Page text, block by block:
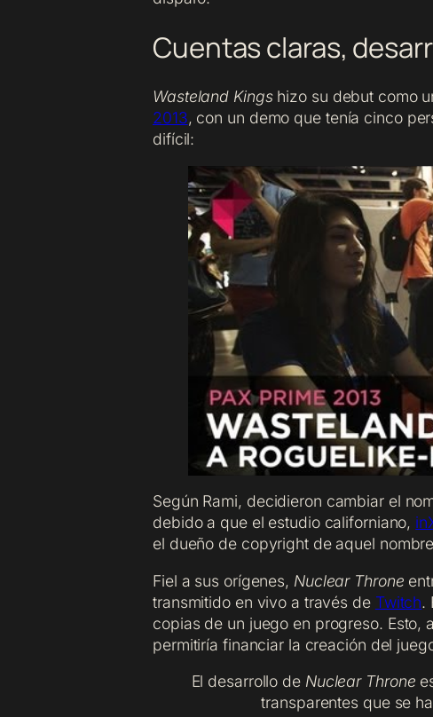
Cuentas claras,
Wasteland Kingshizo su debut como
2013, con un demo que tenía cinco
difícil:
Según Rami, decidieron cambiar el
debido a que el estudio californiano,
el dueño de copyright de aquel
Fiel a sus orígenes, Nuclear Throne
transmitido en vivo a través de Twitch.
copias de un juego en progreso. Esto,
permitiría financiar la creación del
El desarrollo de Nuclear Throne
transparentes que se